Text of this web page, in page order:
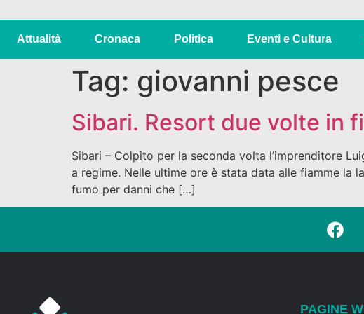
Attualità Cronaca Politica Eventi e Cultura
Tag: giovanni pesce
Sibari. Resort due volte in
Sibari – Colpito per la seconda volta l’imprenditore
a regime. Nelle ultime ore è stata data alle fiamme la
fumo per danni che […]
PAGINE